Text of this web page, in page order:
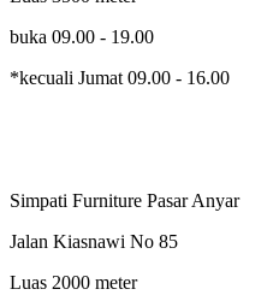
buka 09.00 - 19.00
*kecuali Jumat 09.00 - 16.00
Simpati Furniture Pasar Anyar
Jalan Kiasnawi No 85
Luas 2000 meter